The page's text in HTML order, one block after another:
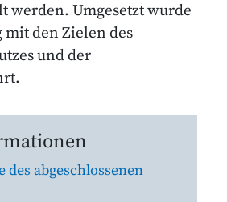
des abgeschlossenen
werden. Umgesetzt wurde
den Zielen des
und der